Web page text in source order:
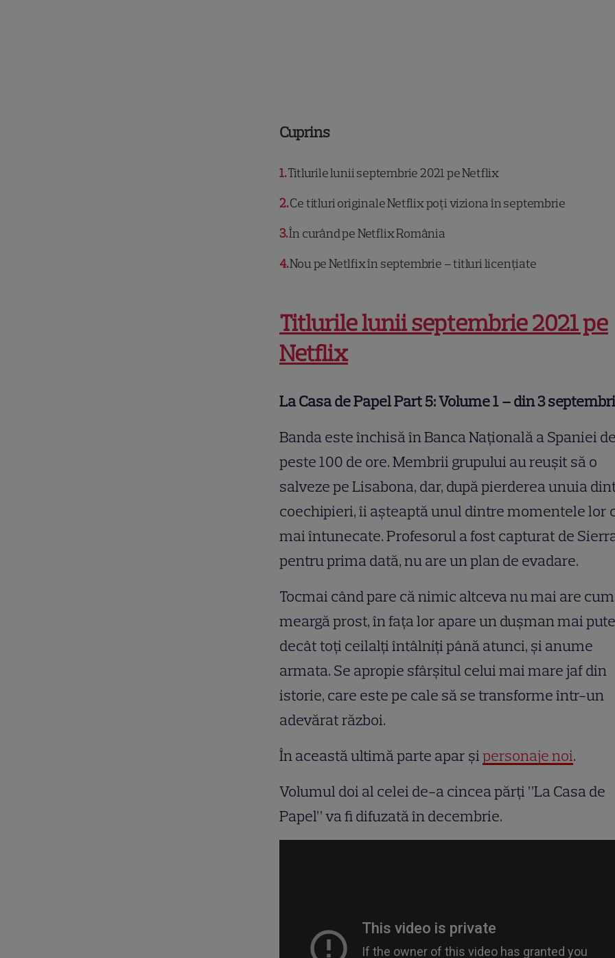
Cuprins
1Titlurile lunii septembrie 2021 pe Netflix
2Ce titluri originale Netflix poți viziona în septembrie
3În curând pe Netflix România
4Nou pe Netlfix în septembrie – titluri licențiate
Titlurile lunii septembrie 2021 pe
Netflix
La Casa de Papel Part 5: Volume 1 – din 3
Banda este închisă în Banca Națională a Spaniei
peste 100 de ore. Membrii grupului au reușit să o
salveze pe Lisabona, dar, după pierderea unuia
coechipieri, îi așteaptă unul dintre momentele lor
mai întunecate. Profesorul a fost capturat de
pentru prima dată, nu are un plan de evadare.
Tocmai când pare că nimic altceva nu mai are
meargă prost, în fața lor apare un dușman mai
decât toți ceilalți întâlniți până atunci, și anume
armata. Se apropie sfârșitul celui mai mare jaf din
istorie, care este pe cale să se transforme într-un
adevărat război.
În această ultimă parte apar șipersonaje noi.
Volumul doi al celei de-a cincea părți ”La Casa de
Papel” va fi difuzată în decembrie.